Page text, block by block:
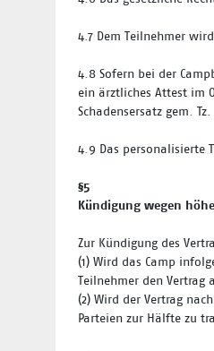
4.7 Dem Teilnehmer
4.8 Sofern bei der
ein ärztliches Attest im
Schadensersatz gem.
4.9 Das personalisierte
§5
Kündigung wegen
Zur Kündigung des
(1) Wird das Camp
Teilnehmer den
(2) Wird der Vertrag
Parteien zur Hälfte zu